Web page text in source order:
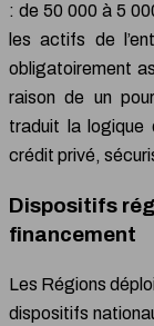
: de 50 000 à 5
les actifs de
obligatoirement
raison de un
traduit la logique
crédit privé,
Dispositifs
financement
Les Régions
dispositifs